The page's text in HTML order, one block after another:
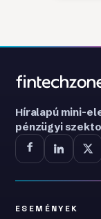
Híralapú mini-
pénzügyi
ESEMÉNYEK